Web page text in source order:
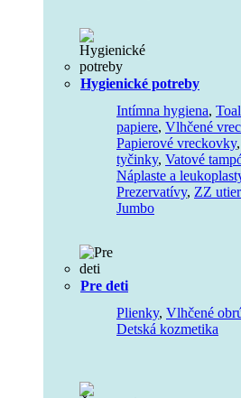
Hygienické potreby
Intímna hygiena,
papiere, Vlhčené
Papierové vreckovky,
tyčinky, Vatové
Náplaste a
Prezervatívy, ZZ
Jumbo
Pre deti
Plienky, Vlhčené
Detská kozmetika